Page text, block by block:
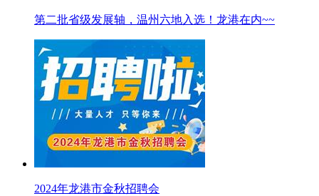
第二批省级发展轴，温州六地入选！龙港在内~~
2024年龙港市金秋招聘会